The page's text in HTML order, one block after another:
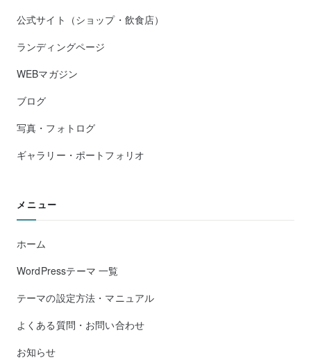
公式サイト（ショップ・飲食店）
ランディングページ
WEBマガジン
ブログ
写真・フォトログ
ギャラリー・ポートフォリオ
メニュー
ホーム
WordPressテーマ 一覧
テーマの設定方法・マニュアル
よくある質問・お問い合わせ
お知らせ